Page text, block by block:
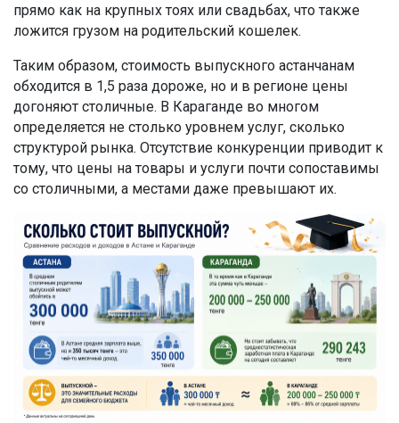
прямо как на крупных тоях или свадьбах, что также
ложится грузом на родительский кошелек.
Таким образом, стоимость выпускного астанчанам
обходится в 1,5 раза дороже, но и в регионе цены
догоняют столичные. В Караганде во многом
определяется не столько уровнем услуг, сколько
структурой рынка. Отсутствие конкуренции приводит к
тому, что цены на товары и услуги почти сопоставимы
со столичными, а местами даже превышают их.